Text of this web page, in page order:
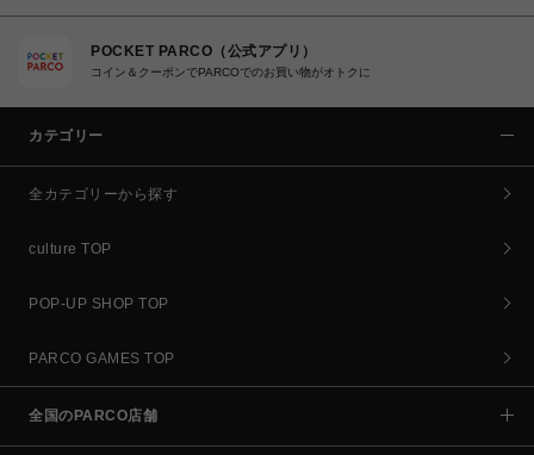
POCKET PARCO（公式アプリ）
コイン＆クーポンでPARCOでのお買い物がオトクに
カテゴリー
全カテゴリーから探す
culture TOP
POP-UP SHOP TOP
PARCO GAMES TOP
全国のPARCO店舗